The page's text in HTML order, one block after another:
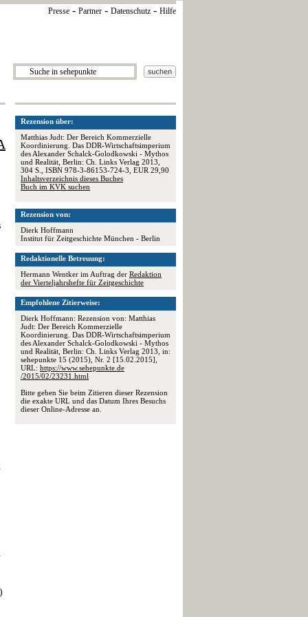
Presse - Partner - Datenschutz - Hilfe
Rezension über:
Matthias Judt: Der Bereich Kommerzielle
Koordinierung. Das DDR-Wirtschaftsimperium
des Alexander Schalck-Golodkowski - Mythos
und Realität, Berlin: Ch. Links Verlag 2013,
304 S., ISBN 978-3-86153-724-3, EUR 29,90
Inhaltsverzeichnis dieses Buches
Buch im KVK suchen
Rezension von:
Dierk Hoffmann
Institut für Zeitgeschichte München - Berlin
Redaktionelle Betreuung:
Hermann Wentker im Auftrag der Redaktion
der Vierteljahrshefte für Zeitgeschichte
Empfohlene Zitierweise:
Dierk Hoffmann: Rezension von: Matthias
Judt: Der Bereich Kommerzielle
Koordinierung. Das DDR-Wirtschaftsimperium
des Alexander Schalck-Golodkowski - Mythos
und Realität, Berlin: Ch. Links Verlag 2013, in:
sehepunkte 15 (2015), Nr. 2 [15.02.2015],
URL: https://www.sehepunkte.de
/2015/02/23231.html
Bitte geben Sie beim Zitieren dieser Rezension
die exakte URL und das Datum Ihres Besuchs
dieser Online-Adresse an.